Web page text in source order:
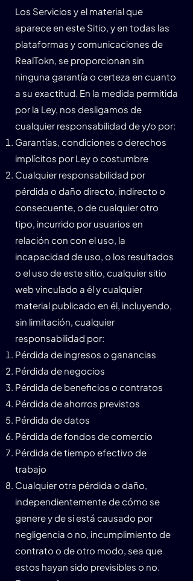
Los Servicios y el material que
aparece en este Sitio, y en todas las
plataformas y comunicaciones de
RealTokn, se proporcionan sin
ninguna garantía o certeza en cuanto
a su exactitud. En la medida permitida
por la Ley, nos desligamos de
cualquier responsabilidad de y/o por:
Garantías, condiciones o derechos
implícitos por Ley o costumbre
Cualquier responsabilidad por
pérdida o daño directo, indirecto o
consecuente, o de cualquier otro
tipo, incurrido por usuarios en
relación con con el uso, la
incapacidad de uso, o los resultados
o el uso de este sitio, cualquier sitio
web vinculado a él y cualquier
material publicado en él, incluyendo,
sin limitación, cualquier
responsabilidad por:
Pérdida de ingresos o ganancias
Pérdida de negocios
Pérdida de beneficios o contratos
Pérdida de ahorros previstos
Pérdida de datos
Pérdida de fondos de comercio
Pérdida de tiempo efectivo de
trabajo
Cualquier otra pérdida o daño,
independientemente de cómo se
genere y de si está causado por
negligencia o no, incumplimiento de
contrato o de otro modo, sea que
estos hayan sido previsibles o no.